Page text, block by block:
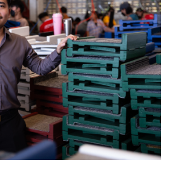
TWEET LINE EMAIL